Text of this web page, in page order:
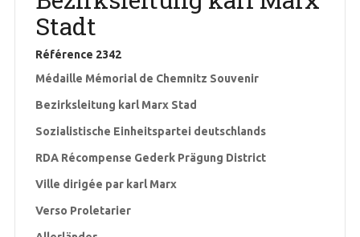
Stadt
Référence 2342
Médaille Mémorial de Chemnitz Souvenir
Bezirksleitung karl Marx Stad
Sozialistische Einheitspartei deutschlands
RDA Récompense Gederk Prägung District
Ville dirigée par karl Marx
Verso Proletarier